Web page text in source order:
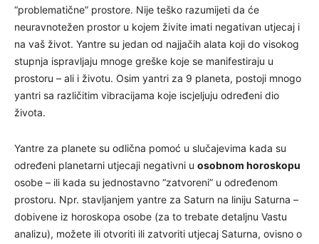
“problematične” prostore. Nije teško razumijeti da će
neuravnotežen prostor u kojem živite imati negativan utjecaj i
na vaš život. Yantre su jedan od najjačih alata koji do visokog
stupnja ispravljaju mnoge greške koje se manifestiraju u
prostoru – ali i životu. Osim yantri za 9 planeta, postoji mnogo
yantri sa različitim vibracijama koje iscjeljuju određeni dio
života.
Yantre za planete su odlična pomoć u slučajevima kada su
određeni planetarni utjecaji negativni u osobnom horoskopu
osobe – ili kada su jednostavno “zatvoreni” u određenom
prostoru. Npr. stavljanjem yantre za Saturn na liniju Saturna –
dobivene iz horoskopa osobe (za to trebate detaljnu Vastu
analizu), možete ili otvoriti ili zatvoriti utjecaj Saturna, ovisno o